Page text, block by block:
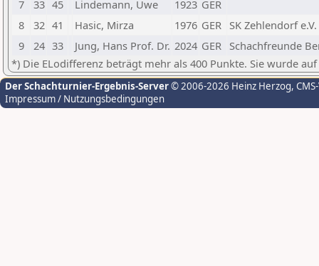
7
33 45 Lindemann, Uwe 1923 GER
8
32 41 Hasic, Mirza 1976 GER SK Zehlendorf e.V.
9
24 33 Jung, Hans Prof. Dr. 2024 GER Schachfreunde
*) Die ELodifferenz beträgt mehr als 400 Punkte. Sie wurde
Der Schachturnier-Ergebnis-Server© 2006-2026 Heinz Herzog,
Impressum / Nutzungsbedingungen